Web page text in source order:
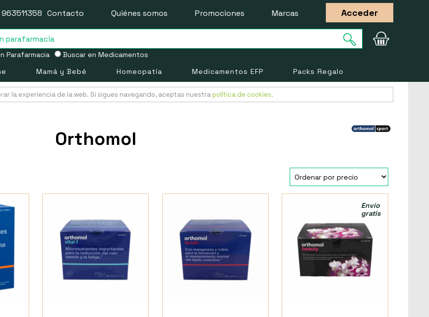
Parafarmacia Buscar en Medicamentos
963511358 Contacto Quiénes somos Promociones Marcas Acceder
Mamá y Bebé Homeopatía Medicamentos EFP Packs Regalo
la experiencia de la web. Si sigues navegando, aceptas nuestra política de cookies.
Orthomol
Envío
gratis